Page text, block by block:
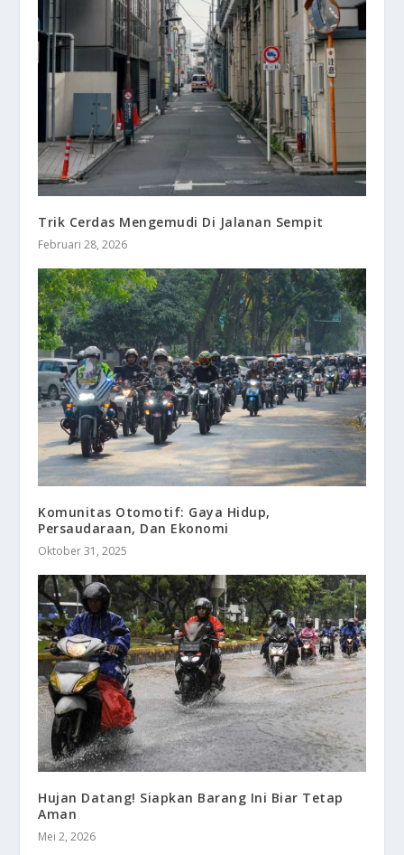
Trik Cerdas Mengemudi Di Jalanan Sempit
Februari 28, 2026
Komunitas Otomotif: Gaya Hidup,
Persaudaraan, Dan Ekonomi
Oktober 31, 2025
Hujan Datang! Siapkan Barang Ini Biar Tetap
Aman
Mei 2, 2026